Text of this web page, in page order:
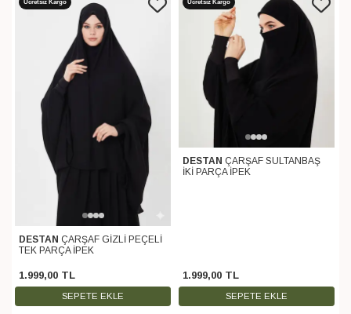
Ücretsiz Kargo
DESTAN ÇARŞAF GİZLİ PEÇELİ
TEK PARÇA İPEK
1.999,00 TL
SEPETE EKLE
Ücretsiz Kargo
DESTAN ÇARŞAF SULTANBAŞ
İKİ PARÇA İPEK
1.999,00 TL
SEPETE EKLE